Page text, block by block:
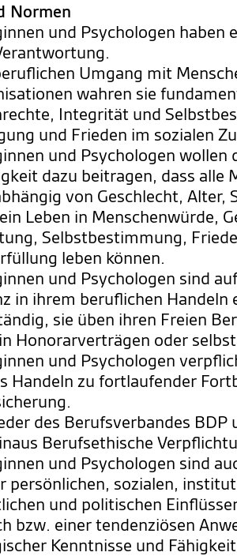
Normen
und Psychologen haben
Umgang mit
wahren sie
Integrität und
und Frieden im sozialen
und Psychologen wollen
dazu beitragen, dass alle
von Geschlecht, Alter,
Leben in Menschenwürde,
Selbstbestimmung,
leben können.
und Psychologen sind
in ihrem beruflichen
sie üben ihren Freien
Honorarverträgen oder
und Psychologen
Handeln zu fortlaufender
des Berufsverbandes BDP
Berufsethische
und Psychologen sind
persönlichen, sozialen,
und politischen
bzw. einer tendenziösen
Kenntnisse und